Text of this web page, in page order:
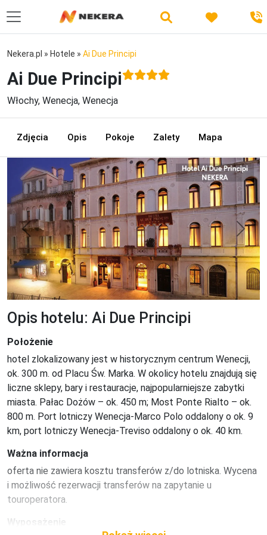
Nekera.pl » Hotele » Ai Due Principi
Ai Due Principi
Włochy, Wenecja, Wenecja
Zdjęcia Opis Pokoje Zalety Mapa
Previous Next
Opis hotelu: Ai Due Principi
Położenie
hotel zlokalizowany jest w historycznym centrum Wenecji,
ok. 300 m. od Placu Św. Marka. W okolicy hotelu znajdują się
liczne sklepy, bary i restauracje, najpopularniejsze zabytki
miasta. Pałac Dożów – ok. 450 m; Most Ponte Rialto – ok.
800 m. Port lotniczy Wenecja-Marco Polo oddalony o ok. 9
km, port lotniczy Wenecja-Treviso oddalony o ok. 40 km.
Ważna informacja
oferta nie zawiera kosztu transferów z/do lotniska. Wycena
i możliwość rezerwacji transferów na zapytanie u
touroperatora.
Wyposażenie